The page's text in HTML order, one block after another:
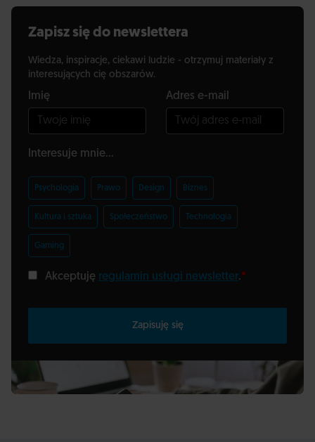
Zapisz się do newslettera
Wiedza, inspiracje, ciekawi ludzie - otrzymuj materiały z
interesujących cię obszarów.
Imię Adres e-mail
Interesuje mnie...
Psychologia Prawo Design Biznes
Kultura i sztuka Społeczeństwo Technologia
Gaming
Akceptuję regulamin usługi newsletter.*
Zapisuję się